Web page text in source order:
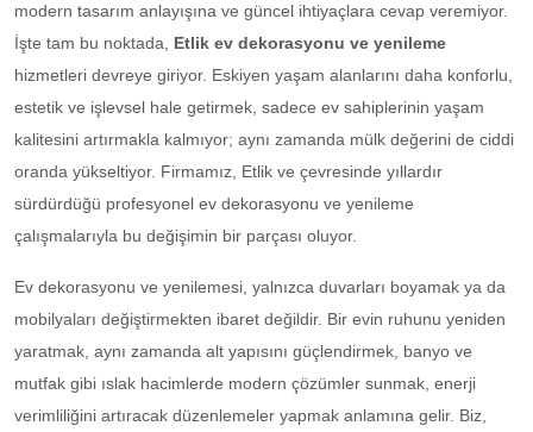
modern tasarım anlayışına ve güncel ihtiyaçlara cevap veremiyor.
İşte tam bu noktada, Etlik ev dekorasyonu ve yenileme
hizmetleri devreye giriyor. Eskiyen yaşam alanlarını daha konforlu,
estetik ve işlevsel hale getirmek, sadece ev sahiplerinin yaşam
kalitesini artırmakla kalmıyor; aynı zamanda mülk değerini de ciddi
oranda yükseltiyor. Firmamız, Etlik ve çevresinde yıllardır
sürdürdüğü profesyonel ev dekorasyonu ve yenileme
çalışmalarıyla bu değişimin bir parçası oluyor.
Ev dekorasyonu ve yenilemesi, yalnızca duvarları boyamak ya da
mobilyaları değiştirmekten ibaret değildir. Bir evin ruhunu yeniden
yaratmak, aynı zamanda alt yapısını güçlendirmek, banyo ve
mutfak gibi ıslak hacimlerde modern çözümler sunmak, enerji
verimliliğini artıracak düzenlemeler yapmak anlamına gelir. Biz,